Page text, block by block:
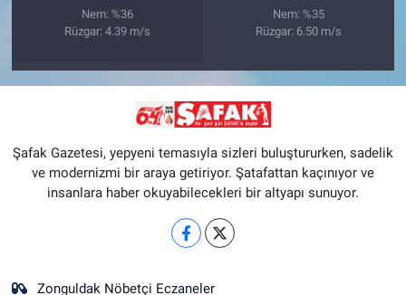
Nem: %36
Rüzgar: 4.39 m/s
Nem: %35
Rüzgar: 6.50 m/s
Şafak Gazetesi, yepyeni temasıyla sizleri buluştururken, sadelik
ve modernizmi bir araya getiriyor. Şatafattan kaçınıyor ve
insanlara haber okuyabilecekleri bir altyapı sunuyor.
Zonguldak Nöbetçi Eczaneler